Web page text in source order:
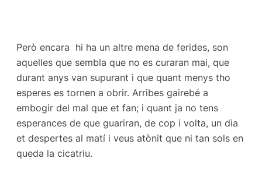
Però encara hi ha un altre mena de ferides, son
aquelles que sembla que no es curaran mai, que
durant anys van supurant i que quant menys tho
esperes es tornen a obrir. Arribes gairebé a
embogir del mal que et fan; i quant ja no tens
esperances de que guariran, de cop i volta, un dia
et despertes al matí i veus atònit que ni tan sols en
queda la cicatriu.